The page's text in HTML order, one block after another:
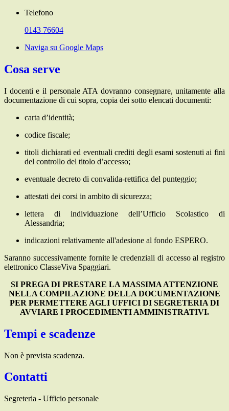
Telefono
0143 76604
Naviga su Google Maps
Cosa serve
I docenti e il personale ATA dovranno consegnare, unitamente alla
documentazione di cui sopra, copia dei sotto elencati documenti:
carta d’identità;
codice fiscale;
titoli dichiarati ed eventuali crediti degli esami sostenuti ai fini
del controllo del titolo d’accesso;
eventuale decreto di convalida-rettifica del punteggio;
attestati dei corsi in ambito di sicurezza;
lettera di individuazione dell’Ufficio Scolastico di
Alessandria;
indicazioni relativamente all'adesione al fondo ESPERO.
Saranno successivamente fornite le credenziali di accesso al registro
elettronico ClasseViva Spaggiari.
SI PREGA DI PRESTARE LA MASSIMA ATTENZIONE
NELLA COMPILAZIONE DELLA DOCUMENTAZIONE
PER PERMETTERE AGLI UFFICI DI SEGRETERIA DI
AVVIARE I PROCEDIMENTI AMMINISTRATIVI.
Tempi e scadenze
Non è prevista scadenza.
Contatti
Segreteria - Ufficio personale